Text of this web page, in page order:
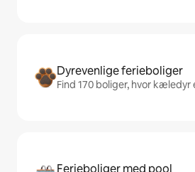
Dyrevenlige ferieboliger
Find 170 boliger, hvor kæledyr
Ferieboliger med pool